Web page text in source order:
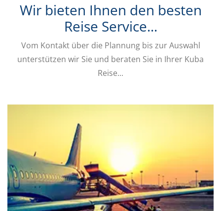
Wir bieten Ihnen den besten
Reise Service...
Vom Kontakt über die Plannung bis zur Auswahl
unterstützen wir Sie und beraten Sie in Ihrer Kuba
Reise...